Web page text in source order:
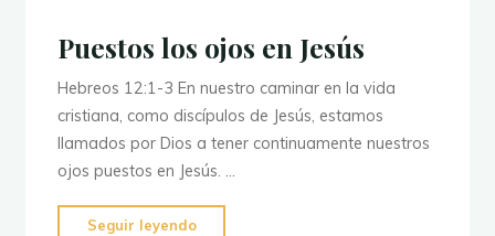
Puestos los ojos en Jesús
Hebreos 12:1-3 En nuestro caminar en la vida
cristiana, como discípulos de Jesús, estamos
llamados por Dios a tener continuamente nuestros
ojos puestos en Jesús. …
Seguir leyendo